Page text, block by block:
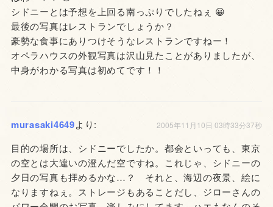
シドニーとは予想を上回る南っぷりでしたねぇ 😀
最後の写真はレストランでしょうか？
豪勢な食事にありつけそうなレストランですねー！
オペラハウスの外観写真は沢山見たことがありましたが、
中身がわかる写真は初めてです！！
murasaki4649より: 2005年11月10日 03時33分37秒
目的の場所は、シドニーでしたか。都会といっても、東京
の空とは大違いの澄んだ空ですね。これじゃ、シドニーの
夕日の写真も拝めるかな…？ それと、海辺の夜景、絵に
なりますねぇ。ストレージもあることだし、ジローさんの